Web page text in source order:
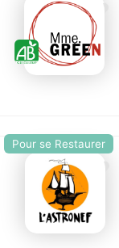
Pour se Restaurer